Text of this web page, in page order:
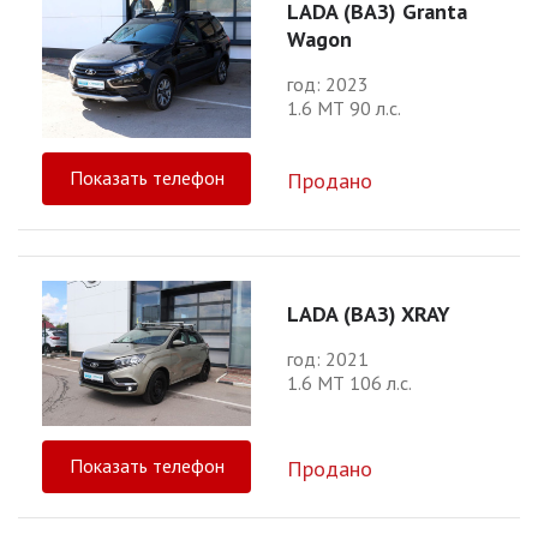
LADA (ВАЗ) Granta
Wagon
год: 2023
1.6 МТ 90 л.с.
Показать телефон Продано
LADA (ВАЗ) XRAY
год: 2021
1.6 МТ 106 л.с.
Показать телефон Продано